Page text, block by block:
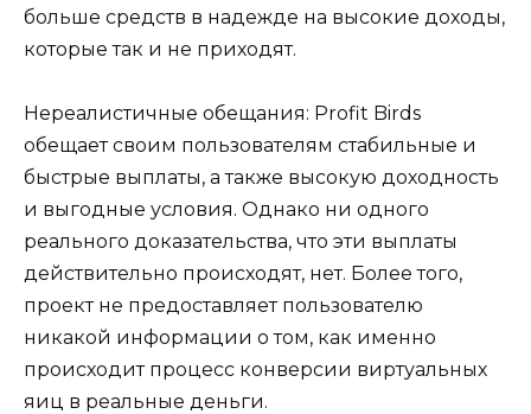
больше средств в надежде на высокие доходы,
которые так и не приходят.
Нереалистичные обещания: Profit Birds
обещает своим пользователям стабильные и
быстрые выплаты, а также высокую доходность
и выгодные условия. Однако ни одного
реального доказательства, что эти выплаты
действительно происходят, нет. Более того,
проект не предоставляет пользователю
никакой информации о том, как именно
происходит процесс конверсии виртуальных
яиц в реальные деньги.